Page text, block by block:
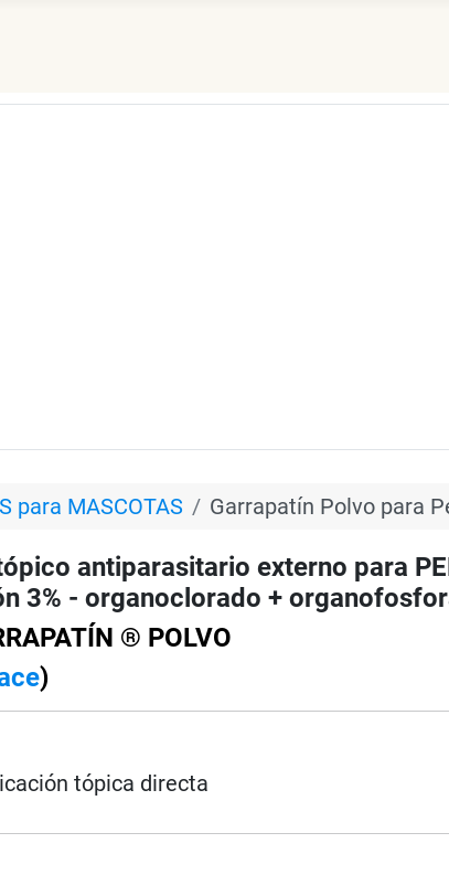
para MASCOTAS Garrapatín Polvo para
antiparasitario externo para
3% - organoclorado +
® POLVO
)
tópica directa